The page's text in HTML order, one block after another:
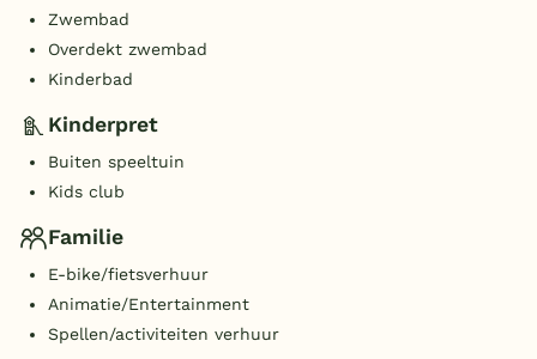
Zwembad
Overdekt zwembad
Kinderbad
Kinderpret
Buiten speeltuin
Kids club
Familie
E-bike/fietsverhuur
Animatie/Entertainment
Spellen/activiteiten verhuur